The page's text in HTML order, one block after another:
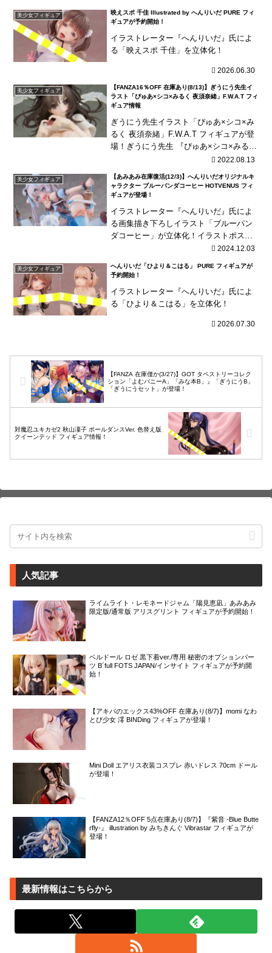
美少女フィギュア
映えスポ 千佳 Illustrated by へんりいだ PURE フィ
ギュアが予約開始！
イラストレーター『へんりいだ』氏によ
る「映えスポ 千佳」を立体化！
2026.06.30
美少女フィギュア
【FANZA16％OFF 在庫あり(8/13)】ぎうにう先生イ
ラスト「ぴゅあ×シコ×みるく 夜須奈緒」F.W.A.T フィ
ギュア情報
ぎうにう先生イラスト「ぴゅあ×シコ×み
るく 夜須奈緒」F.W.A.T フィギュアが登
場！ぎうにう先生 『ぴゅあ×シコ×みる
く』より、「夜須奈緒」をスケールフィ
2022.08.13
美少女フィギュア
【あみあみ在庫復活(12/3)】へんりいだオリジナルキ
ャラクター ブルーパンダコーヒー HOTVENUS フィ
ギュアが登場！
イラストレーター『へんりいだ』氏によ
る画集描き下ろしイラスト「ブルーパン
ダコーヒー」が立体化！イラストポスト
2024.12.03
美少女フィギュア
へんりいだ「ひより＆こはる」 PURE フィギュアが
予約開始！
イラストレーター『へんりいだ』氏によ
る「ひより＆こはる」を立体化！
2026.07.30
【FANZA 在庫僅か(3/27)】GOT タペストリーコレク
ション「よむバニーA」「みな本B」』「ぎうにうB」
「ぎうにうセット」が登場！
対魔忍ユキカゼ2 秋山凜子 ポールダンスVer. 色替え版
クイーンテッド フィギュア情報！
人気記事
ライムライト・レモネードジャム「陽見恵凪」あみあみ
限定版/通常版 アリスグリント フィギュアが予約開始！
ベルドール ロゼ 黒下着ver./専用 秘密のオプションパー
ツ B´full FOTS JAPAN/インサイト フィギュアが予約開
始！
【アキバのエックス43%OFF 在庫あり(8/7)】momi なわ
とび少女 澪 BINDing フィギュアが登場！
Mini Doll エアリス衣装コスプレ 赤いドレス 70cm ドール
が登場！
【FANZA12％OFF 5点在庫あり(8/7)】『紫音 -Blue Butte
rfly-』 illustration by みちきんぐ Vibrastar フィギュアが
登場！
最新情報はこちらから